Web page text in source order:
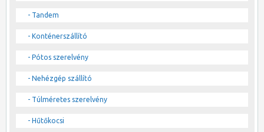
- Tandem
- Konténerszállító
- Pótos szerelvény
- Nehézgép szállító
- Túlméretes szerelvény
- Hűtőkocsi